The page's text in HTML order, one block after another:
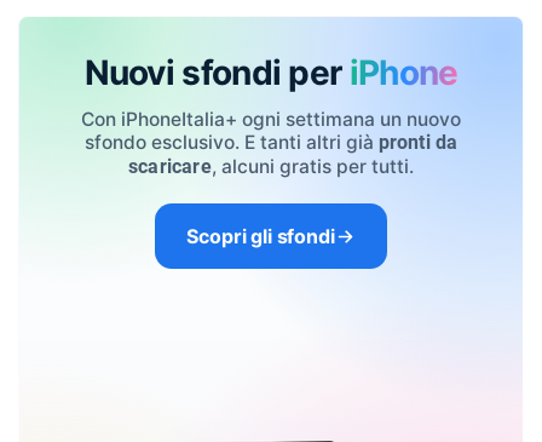
Nuovi sfondi per iPhone
Con iPhoneItalia+ ogni settimana un nuovo
sfondo esclusivo. E tanti altri già pronti da
scaricare, alcuni gratis per tutti.
Scopri gli sfondi